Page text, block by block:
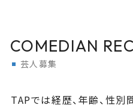
COMEDIAN
芸人募集
TAPでは経歴、年齢、性別